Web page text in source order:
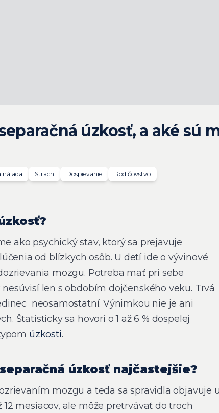
úzkosť, a aké sú
nálada Strach Dospievanie Rodičovstvo
ako psychický stav, ktorý sa prejavuje
od blízkych osôb. U detí ide o vývinové
mozgu. Potreba mať pri sebe
len s obdobím dojčenského veku. Trvá
neosamostatní. Výnimkou nie je ani
Štatisticky sa hovorí o 1 až 6 % dospelej
úzkosti.
úzkosť najčastejšie?
mozgu a teda sa spravidla objavuje
mesiacov, ale môže pretrvávať do troch